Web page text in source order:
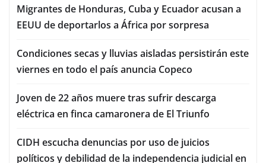
Migrantes de Honduras, Cuba y Ecuador acusan a
EEUU de deportarlos a África por sorpresa
Condiciones secas y lluvias aisladas persistirán este
viernes en todo el país anuncia Copeco
Joven de 22 años muere tras sufrir descarga
eléctrica en finca camaronera de El Triunfo
CIDH escucha denuncias por uso de juicios
políticos y debilidad de la independencia judicial en